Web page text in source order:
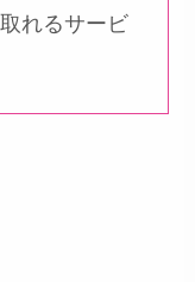
れるサービ